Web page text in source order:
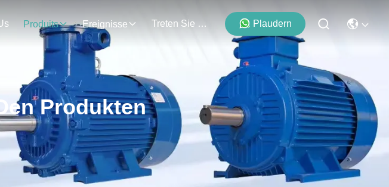
Produits Ereignisse Treten Sie Mit Uns In Verbindung Plaudern
Produkten